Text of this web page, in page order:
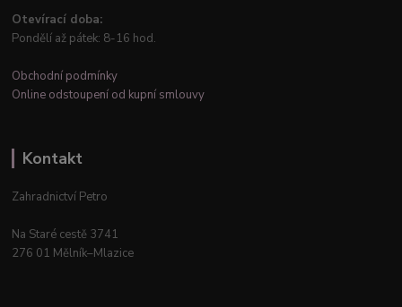
Otevírací doba:
Pondělí až pátek: 8-16 hod.
Obchodní podmínky
Online odstoupení od kupní smlouvy
Kontakt
Zahradnictví Petro
Na Staré cestě 3741
276 01 Mělník–Mlazice